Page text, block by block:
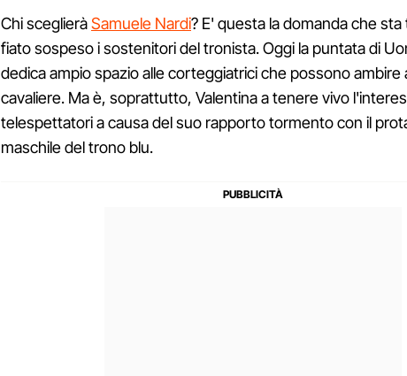
Chi sceglieràSamuele Nardi? E' questa la domanda che
fiato sospeso i sostenitori del tronista. Oggi la puntata di
dedica ampio spazio alle corteggiatrici che possono ambire
cavaliere. Ma è, soprattutto, Valentina a tenere vivo
telespettatori a causa del suo rapporto tormento con il
maschile del trono blu.